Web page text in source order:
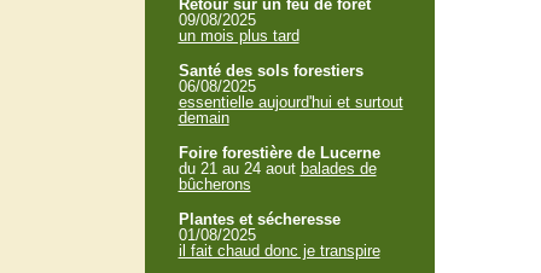
Retour sur un feu de forêt
09/08/2025
un mois plus tard
Santé des sols forestiers
06/08/2025
essentielle aujourd'hui et surtout
demain
Foire forestière de Lucerne
du 21 au 24 aout balades de
bûcherons
Plantes et sécheresse
01/08/2025
il fait chaud donc je transpire